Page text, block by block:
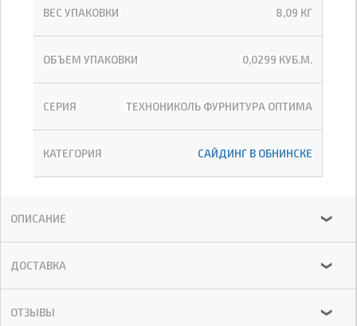
ВЕС УПАКОВКИ 8,09 КГ
ОБЪЕМ УПАКОВКИ 0,0299 КУБ.М.
СЕРИЯ ТЕХНОНИКОЛЬ ФУРНИТУРА ОПТИМА
КАТЕГОРИЯ САЙДИНГ В ОБНИНСКЕ
ОПИСАНИЕ ❯
ДОСТАВКА ❯
ОТЗЫВЫ ❯